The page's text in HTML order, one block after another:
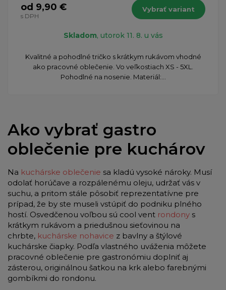
od 9,90 €
s DPH
Vybrať variant
Skladom, utorok 11. 8. u vás
Kvalitné a pohodlné tričko s krátkym rukávom vhodné
ako pracovné oblečenie. Vo veľkostiach XS - 5XL.
Pohodlné na nosenie. Materiál:...
Ako vybrať gastro
oblečenie pre kuchárov
Na kuchárske oblečenie sa kladú vysoké nároky. Musí
odolať horúčave a rozpálenému oleju, udržať vás v
suchu, a pritom stále pôsobiť reprezentatívne pre
prípad, že by ste museli vstúpiť do podniku plného
hostí. Osvedčenou voľbou sú cool vent rondony s
krátkym rukávom a priedušnou sieťovinou na
chrbte, kuchárske nohavice z bavlny a štýlové
kuchárske čiapky. Podľa vlastného uváženia môžete
pracovné oblečenie pre gastronómiu doplniť aj
zásterou, originálnou šatkou na krk alebo farebnými
gombíkmi do rondonu.